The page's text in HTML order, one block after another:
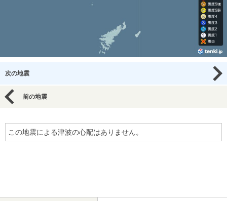
次の地震
前の地震
この地震による津波の心配はありません。